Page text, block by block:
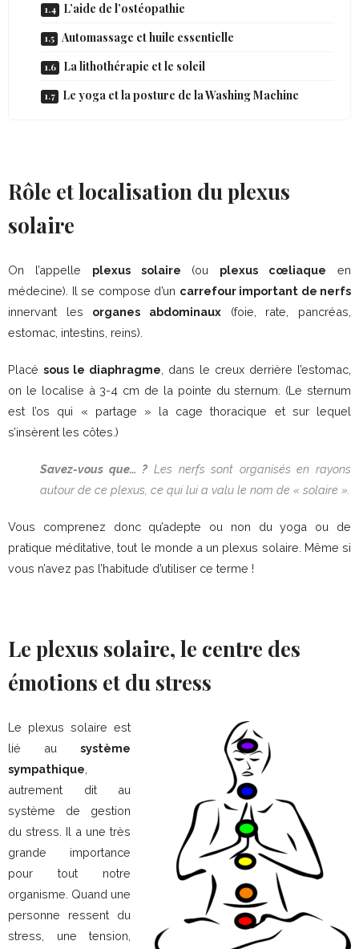
L’aide de l’ostéopathie
Automassage et huile essentielle
La lithothérapie et le soleil
Le yoga et la posture de la Washing Machine
Rôle et localisation du plexus
solaire
On l’appelle plexus solaire (ou plexus cœliaque en
médecine). Il se compose d’un carrefour important de nerfs
innervant les organes abdominaux (foie, rate, pancréas,
estomac, intestins, reins).
Placé sous le diaphragme, dans le creux derrière l’estomac,
on le localise à 3-4 cm de la pointe du sternum. (Le sternum
est l’os qui « partage » la cage thoracique et sur lequel
s’insèrent les côtes.)
Savez-vous que… ? Les nerfs sont organisés en rayons
autour de ce plexus, ce qui lui a valu le nom de « solaire ».
Vous comprenez donc qu’adepte ou non du yoga ou de
pratique méditative, tout le monde a un plexus solaire. Même si
vous n’avez pas l’habitude d’utiliser ce terme !
Le plexus solaire, le centre des
émotions et du stress
Le plexus solaire est
lié au système
sympathique,
autrement dit au
système de gestion
du stress. Il a une très
grande importance
pour tout notre
organisme. Quand une
personne ressent du
stress, une tension,